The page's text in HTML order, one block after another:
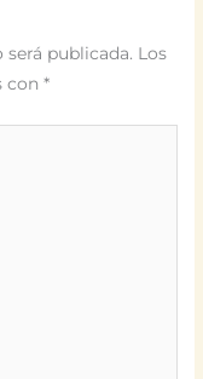
publicada. Los
con*